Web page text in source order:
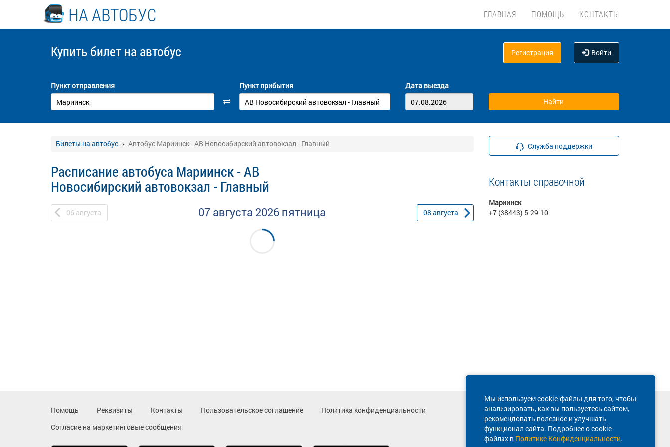
НА АВТОБУС ГЛАВНАЯ ПОМОЩЬ КОНТАКТЫ
Купить билет на автобус Регистрация Войти
Пункт отправления Пункт прибытия Дата выезда
Билеты на автобус Автобус Мариинск - АВ Новосибирский автовокзал - Главный
Расписание автобуса Мариинск - АВ
Новосибирский автовокзал - Главный
06 августа 07 августа 2026 пятница 08 августа
Служба поддержки
Контакты справочной
Мариинск
+7 (38443) 5-29-10
Мы используем cookie-файлы для того, чтобы
анализировать, как вы пользуетесь сайтом,
рекомендовать полезное и улучшать
функционал сайта. Подробнее о cookie-
файлах в Политике Конфиденциальности.
Помощь Реквизиты Контакты Пользовательское соглашение
Политика конфиденциальности
Согласие на маркетинговые сообщения
Техническая поддержка сайта
8 800 600-03-38